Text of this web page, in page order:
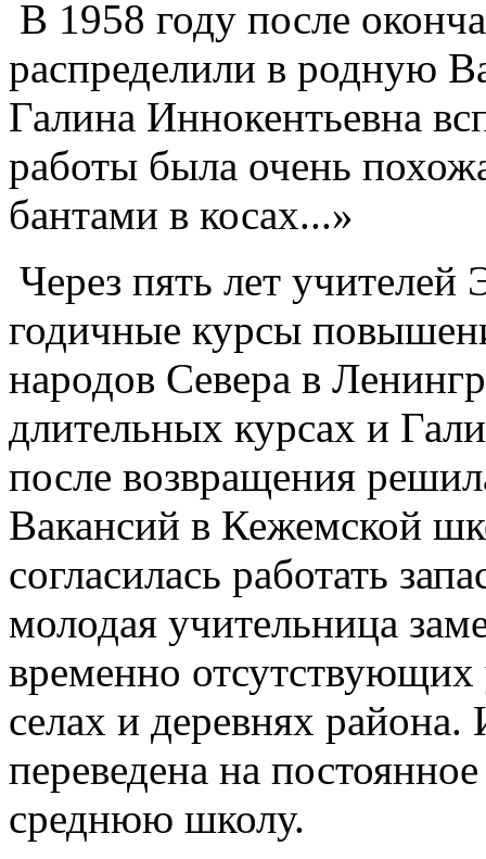
В 1958 году после
распределили в родную
Галина Иннокентьевна
работы была очень
бантами в косах...»
Через пять лет учителей
годичные курсы
народов Севера в
длительных курсах и
после возвращения
Вакансий в Кежемской
согласилась работать
молодая учительница
временно
селах и деревнях
переведена на
среднюю школу.